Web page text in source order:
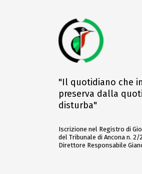
"Il quotidiano che
preserva dalla
disturba"
Iscrizione nel Registro di
del Tribunale di Ancona n. 2/
Direttore Responsabile